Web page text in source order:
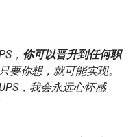
， 你可以晋升到任何职
只要你想，就可能实现。
，我会永远心怀感